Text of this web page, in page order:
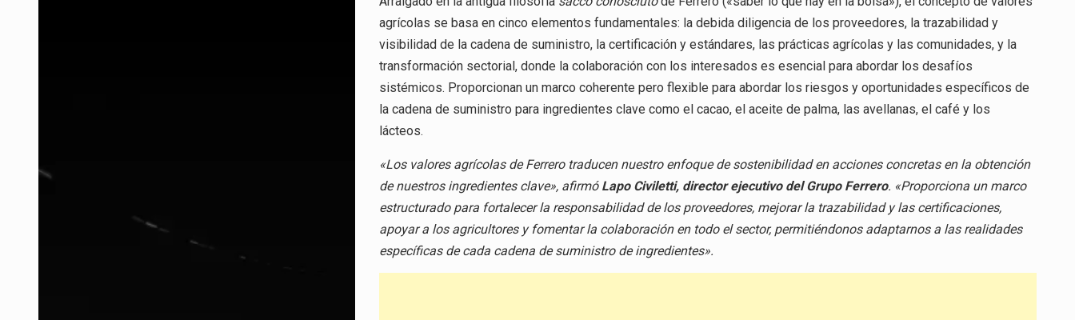
agrícolas se basa en cinco elementos fundamentales: la debida diligencia de los proveedores, la trazabilidad y
visibilidad de la cadena de suministro, la certificación y estándares, las prácticas agrícolas y las comunidades, y la
transformación sectorial, donde la colaboración con los interesados es esencial para abordar los desafíos
sistémicos. Proporcionan un marco coherente pero flexible para abordar los riesgos y oportunidades específicos de
la cadena de suministro para ingredientes clave como el cacao, el aceite de palma, las avellanas, el café y los
lácteos.
«Los valores agrícolas de Ferrero traducen nuestro enfoque de sostenibilidad en acciones concretas en la obtención
de nuestros ingredientes clave», afirmó Lapo Civiletti, director ejecutivo del Grupo Ferrero. «Proporciona un marco
estructurado para fortalecer la responsabilidad de los proveedores, mejorar la trazabilidad y las certificaciones,
apoyar a los agricultores y fomentar la colaboración en todo el sector, permitiéndonos adaptarnos a las realidades
específicas de cada cadena de suministro de ingredientes».